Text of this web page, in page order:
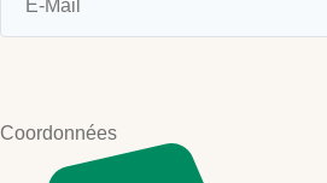
Coordonnées